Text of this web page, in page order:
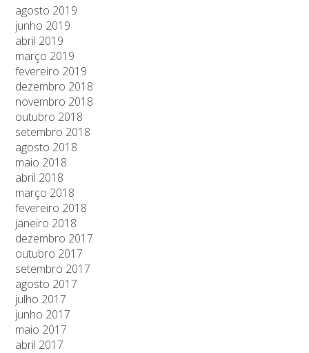
agosto 2019
junho 2019
abril 2019
março 2019
fevereiro 2019
dezembro 2018
novembro 2018
outubro 2018
setembro 2018
agosto 2018
maio 2018
abril 2018
março 2018
fevereiro 2018
janeiro 2018
dezembro 2017
outubro 2017
setembro 2017
agosto 2017
julho 2017
junho 2017
maio 2017
abril 2017